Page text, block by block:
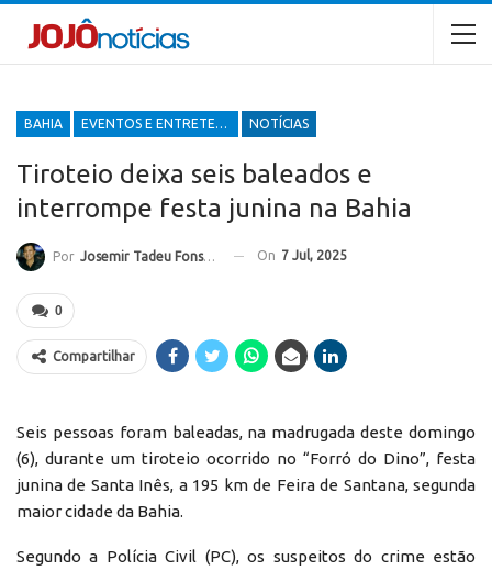
BAHIA EVENTOS E ENTRETENIMENTOS NOTÍCIAS
Tiroteio deixa seis baleados e
interrompe festa junina na Bahia
Por Josemir Tadeu Fonseca On 7 Jul, 2025
0
Compartilhar
Seis pessoas foram baleadas, na madrugada deste domingo
(6), durante um tiroteio ocorrido no “Forró do Dino”, festa
junina de Santa Inês, a 195 km de Feira de Santana, segunda
maior cidade da Bahia.
Segundo a Polícia Civil (PC), os suspeitos do crime estão